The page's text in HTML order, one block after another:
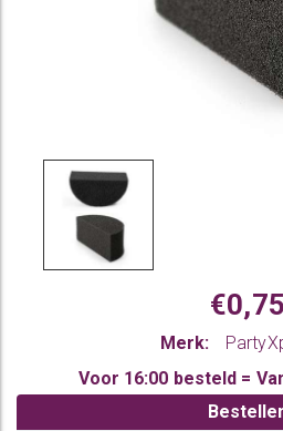
€0,75
Merk:
Voor 16:00 besteld =